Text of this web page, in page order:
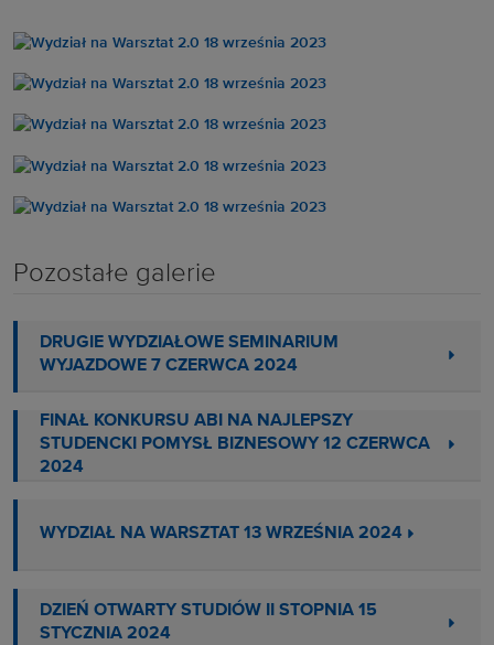
Pozostałe galerie
DRUGIE WYDZIAŁOWE SEMINARIUM
WYJAZDOWE 7 CZERWCA 2024
FINAŁ KONKURSU ABI NA NAJLEPSZY
STUDENCKI POMYSŁ BIZNESOWY 12 CZERWCA
2024
WYDZIAŁ NA WARSZTAT 13 WRZEŚNIA 2024
DZIEŃ OTWARTY STUDIÓW II STOPNIA 15
STYCZNIA 2024